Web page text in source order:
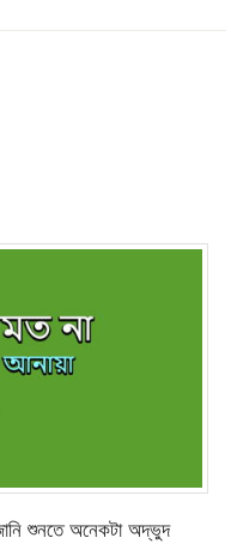
শুনতে অনেকটা অদ্ভুদ